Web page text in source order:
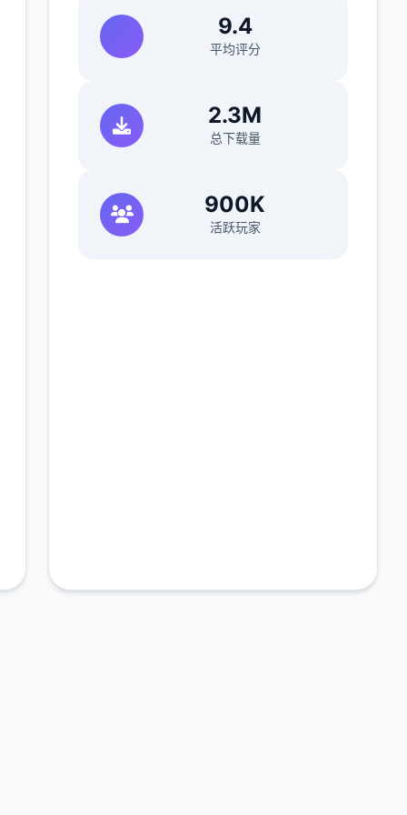
9.4
平均评分
2.3M
总下载量
900K
活跃玩家